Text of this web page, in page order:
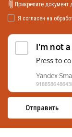
Прикрепите документ
Я согласен на